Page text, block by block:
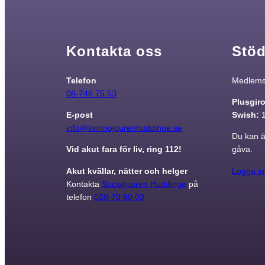
Kontakta oss
Telefon
08-746 75 53
E-post
info@kvinnojourenhuddinge.se
Vid akut fara för liv, ring 112!
Akut kvällar, nätter och helger
Kontakta Socialjouren Huddinge på
telefon 020-70 80 03
Swish:
Du kan
gåva.
Logga
För att vi ska
funktionalitet
uppbyggnad,